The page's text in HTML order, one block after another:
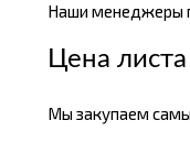
Наши менеджеры
Цена
Мы закупаем